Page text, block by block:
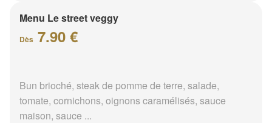
Menu Le street veggy
Dès 7.90 €
Bun brioché, steak de pomme de terre, salade,
tomate, cornichons, oignons caramélisés, sauce
maison, sauce ...